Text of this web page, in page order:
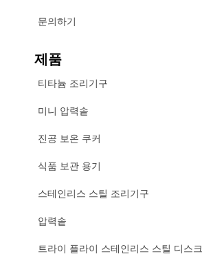
문의하기
제품
티타늄 조리기구
미니 압력솥
진공 보온 쿠커
식품 보관 용기
스테인리스 스틸 조리기구
압력솥
트라이 플라이 스테인리스 스틸 디스크